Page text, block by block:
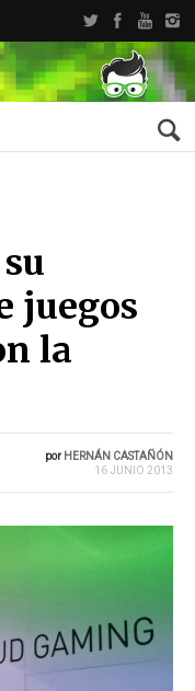
juegos
la
por HERNÁN CASTAÑÓN
16 JUNIO 2013